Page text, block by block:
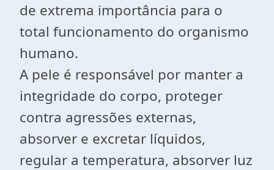
de extrema importância para o
total funcionamento do organismo
humano.
A pele é responsável por manter a
integridade do corpo, proteger
contra agressões externas,
absorver e excretar líquidos,
regular a temperatura, absorver luz